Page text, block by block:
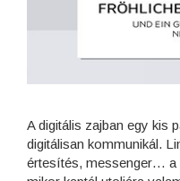
A digitális zajban egy kis
digitálisan kommunikál.
értesítés, messenger… a